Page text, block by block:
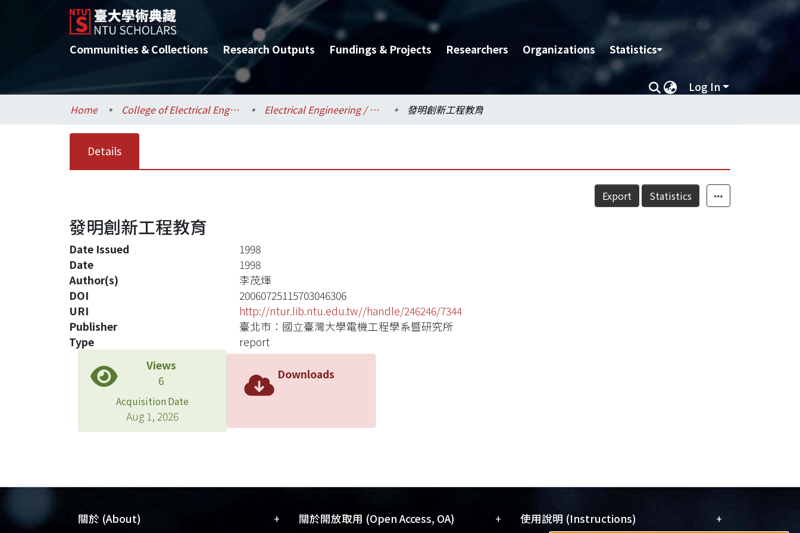
Communities & Collections Research Outputs Fundings & Projects Researchers Organizations Statistics
Log In
Home College of Electrical Engineering and Computer Science / 電機資訊學院 Electrical Engineering / 電機工程學系 發明創新工程教育
Details
Export Statistics
發明創新工程教育
Date Issued
1998
Date
1998
Author(s)
李茂煇
DOI
20060725115703046306
URI
http://ntur.lib.ntu.edu.tw//handle/246246/7344
Publisher
臺北市：國立臺灣大學電機工程學系暨研究所
Type
report
Views
6
Acquisition Date
Aug 1, 2026
Downloads
關於 (About) + 關於開放取用 (Open Access, OA) + 使用說明 (Instructions) +